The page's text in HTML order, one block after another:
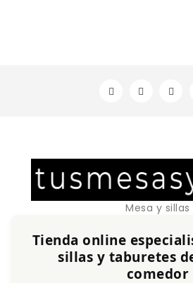
Mesa y sillas
Tienda online
sillas y taburetes
comedor